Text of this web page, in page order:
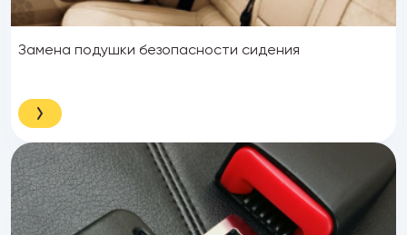
Замена подушки безопасности сидения